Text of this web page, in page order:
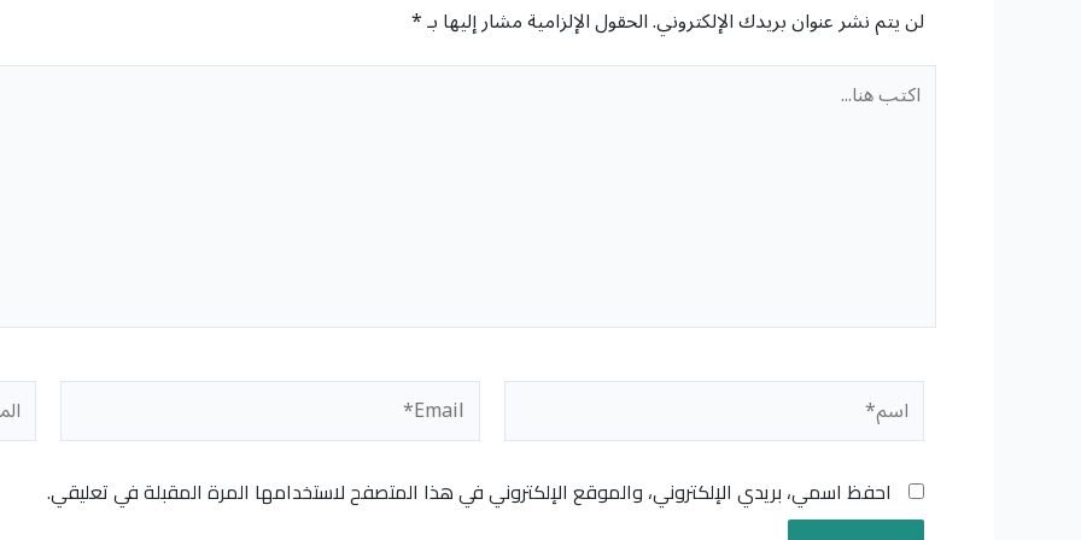
لن يتم نشر عنوان بريدك الإلكتروني.الحقول الإلزامية مشار إليها بـ*
اكتب
هنا...
اسم* Email*
احفظ اسمي، بريدي الإلكتروني، والموقع الإلكتروني في هذا المتصفح لاستخدامها المرة المقبلة في تعليقي.